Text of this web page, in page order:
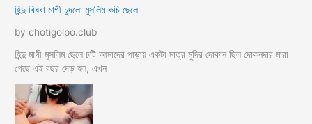
হিন্দু বিধবা মাগী চুদলো মুসলিম কচি ছেলে
by chotigolpo.club
হিন্দু মাগী মুসলিম ছেলে চটি আমাদের পাড়ায় একটা মাত্র মুদির দোকান ছিল দোকনদার মারা
গেছে এই বছর দেড় হল, এখন